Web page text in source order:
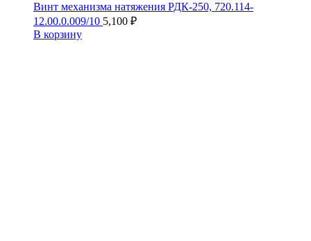
Винт механизма натяжения РДК-250, 720.114-
12.00.0.009/10 5,100 ₽
В корзину